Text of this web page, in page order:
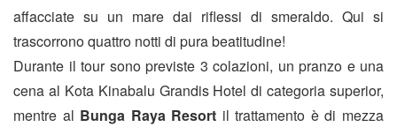
affacciate su un mare dai riflessi di smeraldo. Qui si
trascorrono quattro notti di pura beatitudine!
Durante il tour sono previste 3 colazioni, un pranzo e una
cena al Kota Kinabalu Grandis Hotel di categoria superior,
mentre al Bunga Raya Resort il trattamento è di mezza